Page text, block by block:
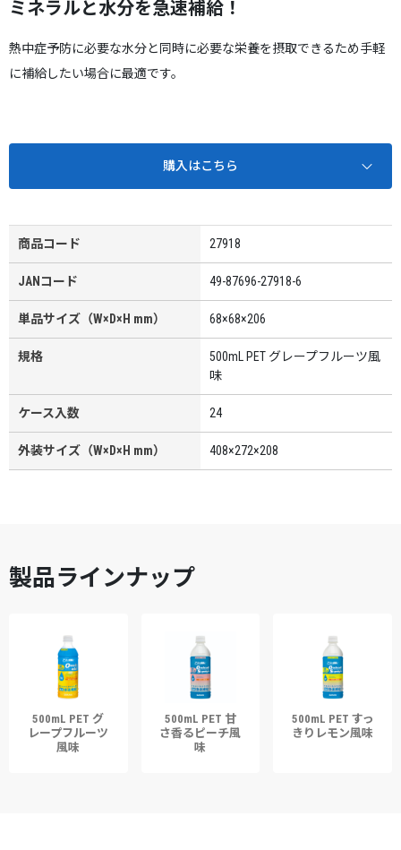
ミネラルと水分を急速補給！
熱中症予防に必要な水分と同時に必要な栄養を摂取できるため手軽
に補給したい場合に最適です。
購入はこちら
商品コード 27918
JANコード 49-87696-27918-6
単品サイズ（W×D×H mm） 68×68×206
規格
500mL PET グレープフルーツ風
味
ケース入数 24
外装サイズ（W×D×H mm） 408×272×208
製品ラインナップ
500mL PET グ
レープフルーツ
風味
500mL PET 甘
さ香るピーチ風
味
500mL PET すっ
きりレモン風味